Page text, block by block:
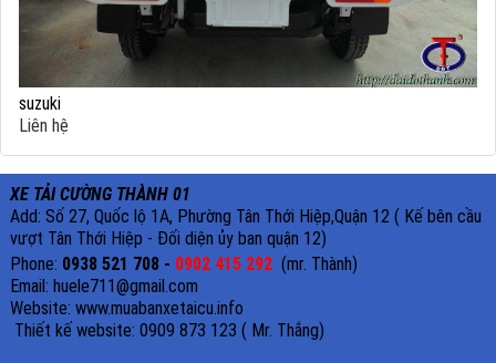
suzuki
Liên hệ
XE TẢI CƯỜNG THÀNH 01
Add: Số 27, Quốc lộ 1A, Phường Tân Thới Hiệp,Quận 12 ( Kế bên cầu
vượt Tân Thới Hiệp - Đối diện ủy ban quận 12)
Phone: 0938 521 708 - 0902 415 292 (mr. Thành)
Email: huele711@gmail.com
Website: www.muabanxetaicu.info
Thiết kế website: 0909 873 123 ( Mr. Thắng)